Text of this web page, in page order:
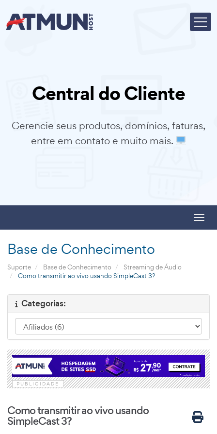
Central do Cliente
Gerencie seus produtos, domínios, faturas,
entre em contato e muito mais.
Base de Conhecimento
Suporte Base de Conhecimento
Streaming de Áudio
Como transmitir ao vivo usando SimpleCast 3?
Categorias:
PUBLICIDADE
Como transmitir ao vivo usando
SimpleCast 3?